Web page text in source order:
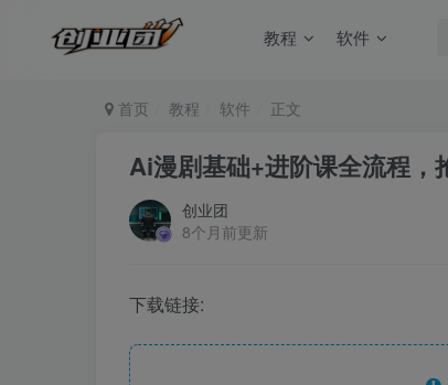
教程 软件
首页 教程 软件 正文
Ai漫剧基础+进阶课全流程，
创业团
8个月前更新
下载链接: